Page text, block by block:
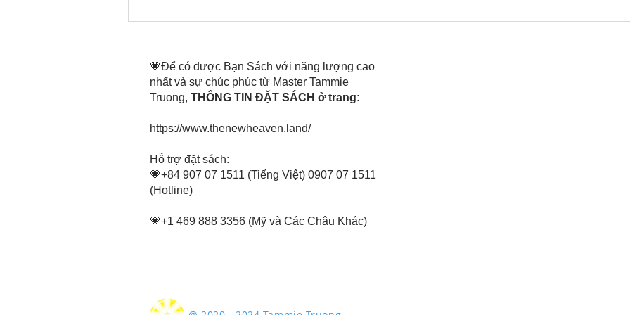
💗Để có được Bạn Sách với năng lượng cao
nhất và sự chúc phúc từ Master Tammie
Truong, THÔNG TIN ĐẶT SÁCH ở trang:
https://www.thenewheaven.land/
​Hỗ trợ đặt sách:
💗+84 907 07 1511 (Tiếng Việt) 0907 07 1511
(Hotline)
💗+1 469 888 3356 (Mỹ và Các Châu Khác)